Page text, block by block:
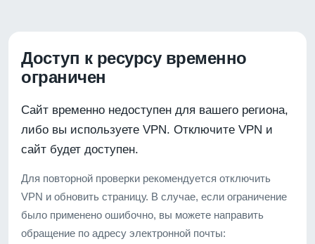
Доступ к ресурсу временно
ограничен
Сайт временно недоступен для вашего региона,
либо вы используете VPN. Отключите VPN и
сайт будет доступен.
Для повторной проверки рекомендуется отключить
VPN и обновить страницу. В случае, если ограничение
было применено ошибочно, вы можете направить
обращение по адресу электронной почты: